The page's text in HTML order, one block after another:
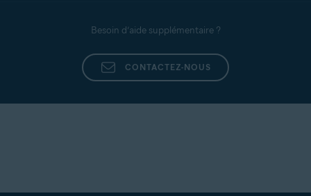
Besoin d’aide supplémentaire ?
CONTACTEZ-NOUS